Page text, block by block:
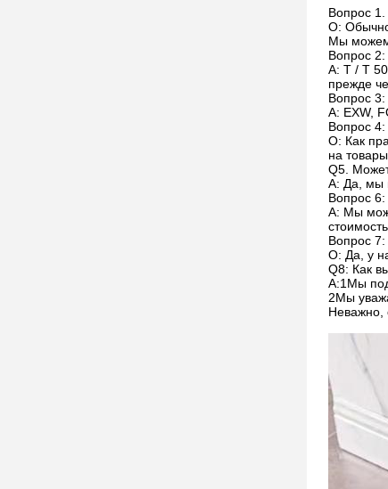
Вопрос 1.
О:
Мы можем
Вопрос
A: T / T
прежде
Вопрос 3:
A: EXW,
Вопрос 4:
О: Как
на
Q5.
A: Да, мы
Вопрос
A: Мы
Вопрос
О: Да, у
Q8: Как
А:1Мы
2Мы
Неважно,